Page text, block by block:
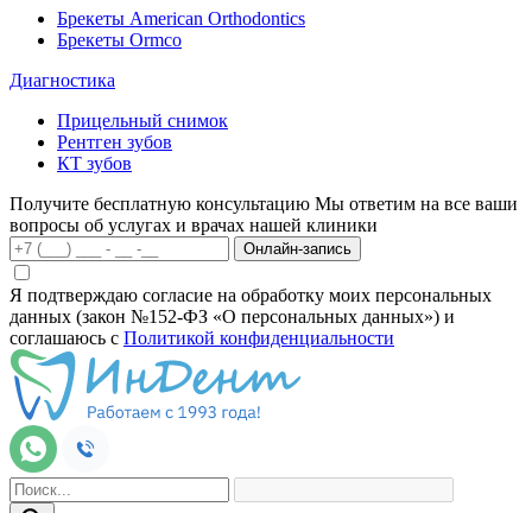
Брекеты American Orthodontics
Брекеты Ormco
Диагностика
Прицельный снимок
Рентген зубов
КТ зубов
Получите бесплатную консультацию Мы ответим на все ваши
вопросы об услугах и врачах нашей клиники
Онлайн-запись
Я подтверждаю согласие на обработку моих персональных
данных (закон №152-ФЗ «О персональных данных») и
соглашаюсь с Политикой конфиденциальности